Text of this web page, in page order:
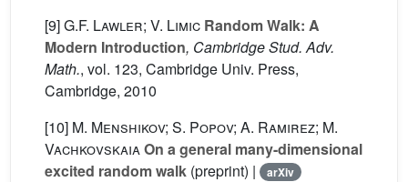
[9]G.F. Lawler; V. Limic Random Walk: A
Modern Introduction, Cambridge Stud. Adv.
Math., vol. 123, Cambridge Univ. Press,
Cambridge, 2010
[10] M. Menshikov; S. Popov; A. Ramirez; M.
VachkovskaiaOn a general many-dimensional
excited random walk (preprint) | arXiv